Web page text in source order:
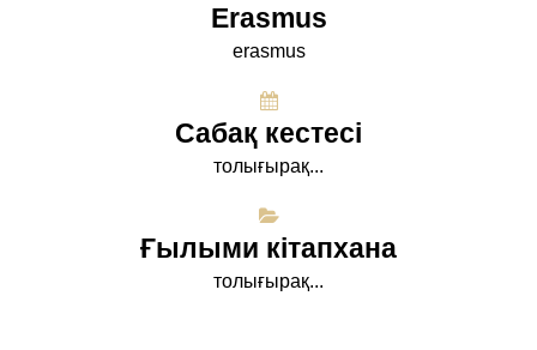
Erasmus
erasmus
Сабақ кестесі
толығырақ...
Ғылыми кітапхана
толығырақ...